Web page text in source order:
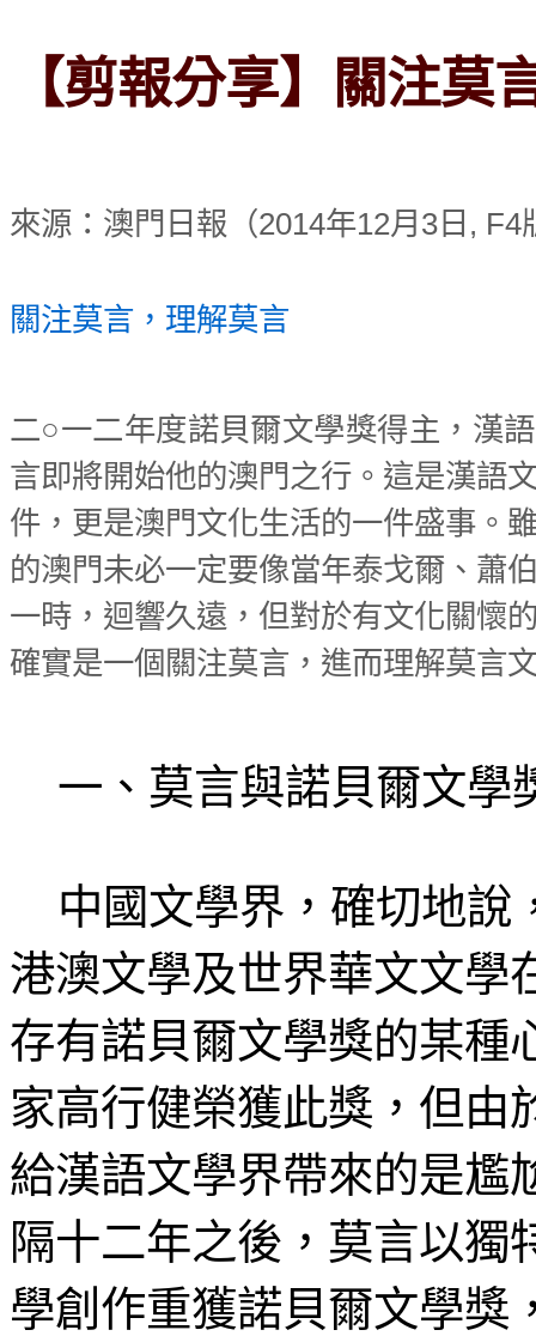
【剪報分享】關注莫
來源：澳門日報（2014年12月3日, F4
關注莫言，理解莫言
二○一二年度諾貝爾文學獎得主，漢
言即將開始他的澳門之行。這是漢語
件，更是澳門文化生活的一件盛事。
的澳門未必一定要像當年泰戈爾、蕭
一時，迴響久遠，但對於有文化關懷
確實是一個關注莫言，進而理解莫言
一、莫言與諾貝爾文學
中國文學界，確切地說
港澳文學及世界華文文學
存有諾貝爾文學獎的某種
家高行健榮獲此獎，但由
給漢語文學界帶來的是尷
隔十二年之後，莫言以獨
學創作重獲諾貝爾文學獎